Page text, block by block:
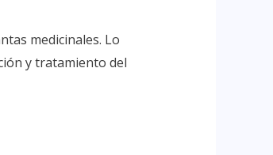
medicinales. Lo
y tratamiento del